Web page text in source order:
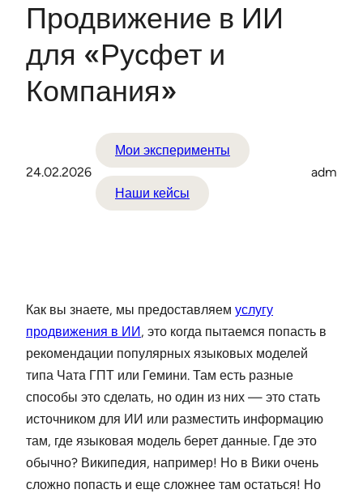
Продвижение в ИИ
для «Русфет и
Компания»
24.02.2026
Мои эксперименты
Наши кейсы
adm
Как вы знаете, мы предоставляем услугу
продвижения в ИИ , это когда пытаемся попасть в
рекомендации популярных языковых моделей
типа Чата ГПТ или Гемини. Там есть разные
способы это сделать, но один из них — это стать
источником для ИИ или разместить информацию
там, где языковая модель берет данные. Где это
обычно? Википедия, например! Но в Вики очень
сложно попасть и еще сложнее там остаться! Но